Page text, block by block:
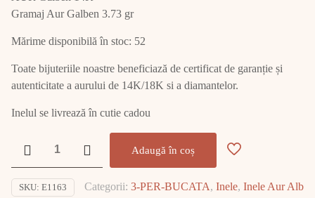
Gramaj Aur Galben 3.73 gr
Mărime disponibilă în stoc: 52
Toate bijuteriile noastre beneficiază de certificat de garanție și
autenticitate a aurului de 14K/18K si a diamantelor.
Inelul se livrează în cutie cadou
Inel
cu
Adaugă în coș
SKU: E1163 Categorii: 3-PER-BUCATA, Inele, Inele Aur Alb